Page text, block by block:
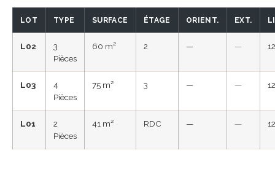
LOT TYPE SURFACE ÉTAGE ORIENT. EXT.
L02
3
Pièces
60 m² 2 — —
L03
4
Pièces
75 m² 3 — —
L01
2
Pièces
41 m² RDC — —